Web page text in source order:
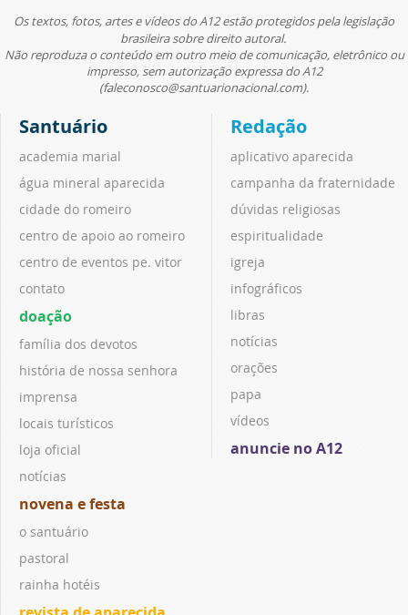
Os textos, fotos, artes e vídeos do A12 estão protegidos pela legislação
brasileira sobre direito autoral.
Não reproduza o conteúdo em outro meio de comunicação, eletrônico ou
impresso, sem autorização expressa do A12
(faleconosco@santuarionacional.com).
Santuário
academia marial
água mineral aparecida
cidade do romeiro
centro de apoio ao romeiro
centro de eventos pe. vitor
contato
doação
família dos devotos
história de nossa senhora
imprensa
locais turísticos
loja oficial
notícias
novena e festa
o santuário
pastoral
rainha hotéis
Redação
aplicativo aparecida
campanha da fraternidade
dúvidas religiosas
espiritualidade
igreja
infográficos
libras
notícias
orações
papa
vídeos
anuncie no A12